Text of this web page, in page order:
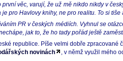
věc, varují, že už mě nikdo nikdy v
pro Havlovy knihy, ne pro realitu. To si tiše
PR v českých médiích. Vyhnul se
jak to, že ho tady pořád ještě
republice. Píše velmi dobře
novinách , v němž využil mého